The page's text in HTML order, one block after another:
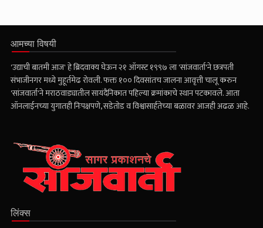
आमच्या विषयी
'उद्याची बातमी आज' हे ब्रिदवाक्य घेऊन २१ ऑगस्ट १९९७ ला 'सांजवार्ता'ने छत्रपती
संभाजीनगर मध्ये मुहूर्तमेढ रोवली. फक्त १०० दिवसांतच जालना आवृत्ती चालू करुन
'सांजवार्ता'ने मराठवाड्यातील सायंदैनिकात पहिल्या क्रमांकाचे स्थान पटकावले. आता
ऑनलाईनच्या युगातही निःपक्षपणे, सडेतोड व विश्वासार्हतेच्या बळावर आजही अढळ आहे.
लिंक्स